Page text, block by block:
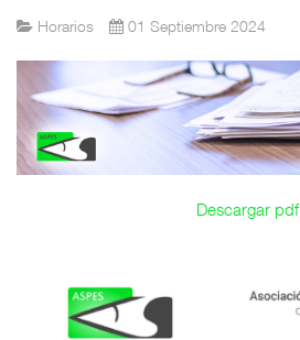
Horarios 01 Septiembre 2024
Descargar pdf